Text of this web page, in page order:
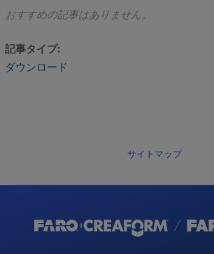
おすすめの記事はありません。
記事タイプ
ダウンロード
サイトマップ